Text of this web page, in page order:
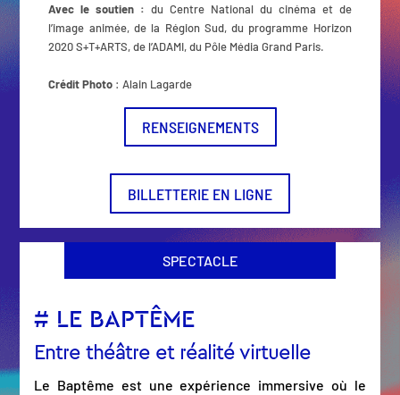
Avec le soutien : du Centre National du cinéma et de
l’image animée, de la Région Sud, du programme Horizon
2020 S+T+ARTS, de l’ADAMI, du Pôle Média Grand Paris.
Crédit Photo : Alain Lagarde
RENSEIGNEMENTS
BILLETTERIE EN LIGNE
SPECTACLE
# LE BAPTÊME
Entre théâtre et réalité virtuelle
Le Baptême est une expérience immersive où le